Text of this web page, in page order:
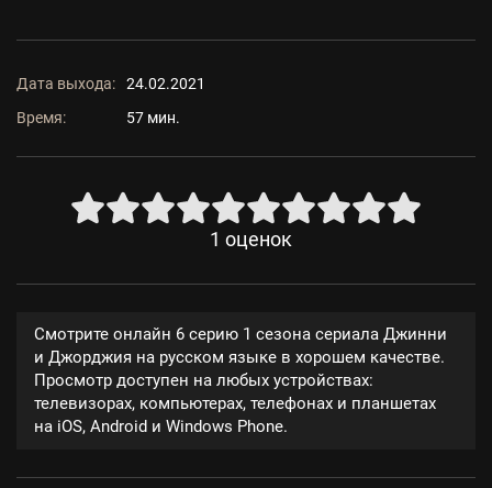
Дата выхода:
24.02.2021
Время:
57 мин.
1 оценок
Смотрите онлайн 6 серию 1 сезона сериала Джинни
и Джорджия на русском языке в хорошем качестве.
Просмотр доступен на любых устройствах:
телевизорах, компьютерах, телефонах и планшетах
на iOS, Android и Windows Phone.